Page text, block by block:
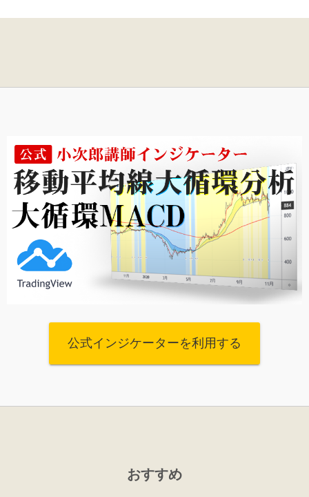
公式インジケーターを利用する
おすすめ